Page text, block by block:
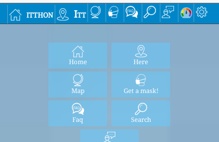
itthon Itt
Home Here
Map Get a mask!
Faq Search